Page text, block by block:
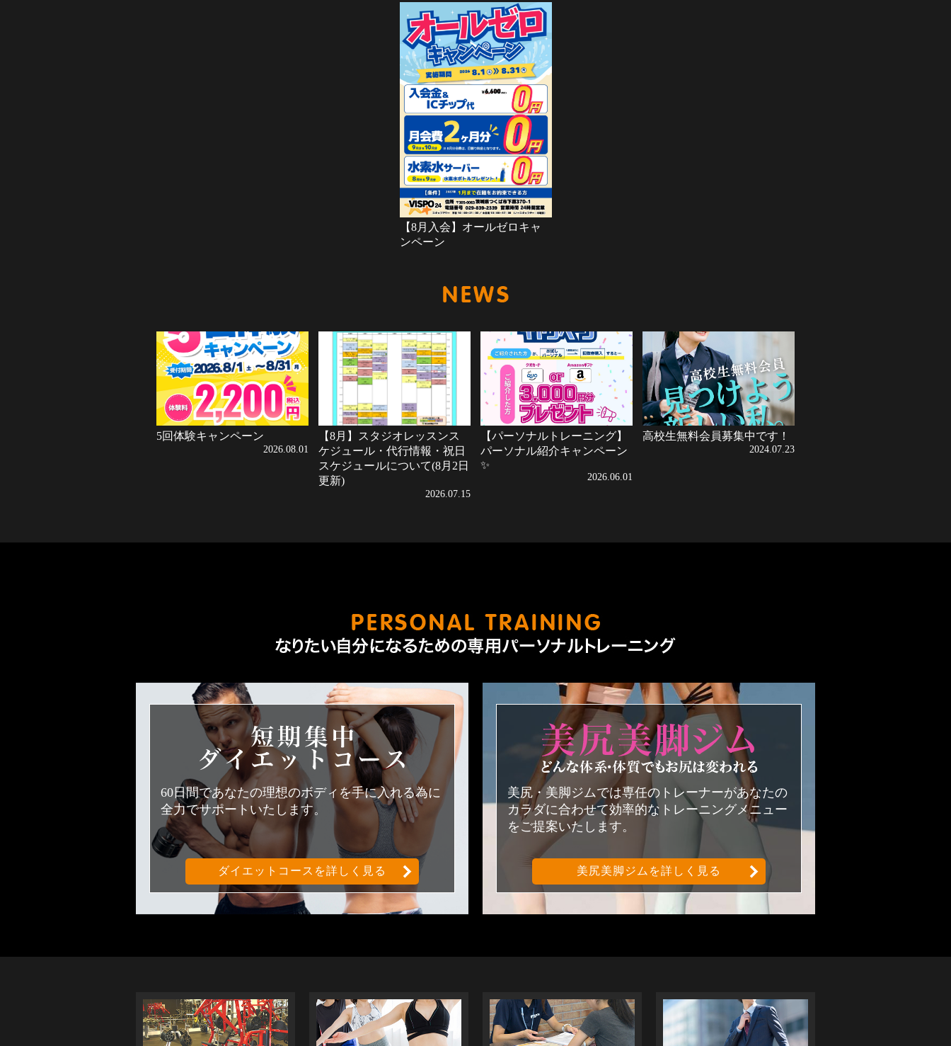
【8月入会】オールゼロキャ
ンペーン
5回体験キャンペーン
2026.08.01
【8月】スタジオレッスンス
ケジュール・代行情報・祝日
スケジュールについて(8月2日
更新)
2026.07.15
【パーソナルトレーニング】
パーソナル紹介キャンペーン
✨
2026.06.01
高校生無料会員募集中です！
2024.07.23
短期集中ダイエットコース
60日間であなたの理想のボディを手に入れる為に
全力でサポートいたします。
ダイエットコースを詳しく見る
美尻・美脚ジムでは専任のトレーナーがあなたの
カラダに合わせて効率的なトレーニングメニュー
をご提案いたします。
美尻美脚ジムを詳しく見る